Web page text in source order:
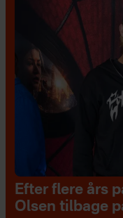
Efter flere års
Olsen tilbage